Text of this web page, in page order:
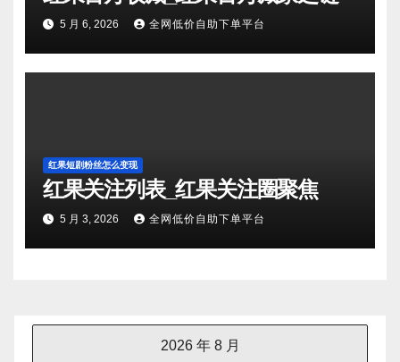
5 月 6, 2026 全网低价自助下单平台
红果短剧粉丝怎么变现
红果关注列表_红果关注圈聚焦
5 月 3, 2026 全网低价自助下单平台
2026 年 8 月